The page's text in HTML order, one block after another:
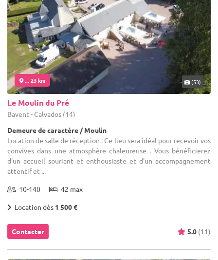
... 23 km (53)
Le Moulin du Pré
Bavent - Calvados (14)
Demeure de caractère / Moulin
Location de salle de réception : Ce lieu sera idéal pour recevoir vos
convives dans une atmosphère chaleureuse . Vous bénéficierez
d'un accueil souriant et enthousiaste et d'un accompagnement
attentif et ...
10-140 42 max
Location dès 1 500 €
Contacter 5.0 (11)